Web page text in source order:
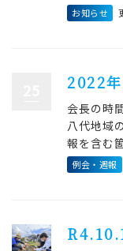
お知らせ
2022
会長の時
八代地域
報を含む
例会・週報